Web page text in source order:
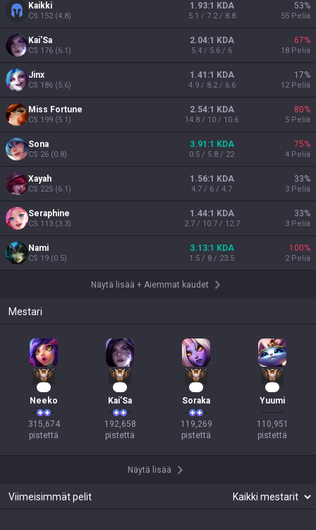
Kaikki
CS 152(4.8)
1.93:1 KDA
5.1 / 7.2 / 8.8
53%
55 Peliä
Kai'Sa
CS 176 (6.1)
2.04:1 KDA
5.4 / 5.6 / 6
67%
18 Peliä
Jinx
CS 186 (5.6)
1.41:1 KDA
4.9 / 8.2 / 6.6
17%
12 Peliä
Miss Fortune
CS 199 (5.1)
2.54:1 KDA
14.8 / 10 / 10.6
80%
5 Peliä
Sona
CS 26 (0.8)
3.91:1 KDA
0.5 / 5.8 / 22
75%
4 Peliä
Xayah
CS 225 (6.1)
1.56:1 KDA
4.7 / 6 / 4.7
33%
3 Peliä
Seraphine
CS 113 (3.3)
1.44:1 KDA
2.7 / 10.7 / 12.7
33%
3 Peliä
Nami
CS 19 (0.5)
3.13:1 KDA
1.5 / 8 / 23.5
100%
2 Peliä
Näytä lisää + Aiemmat kaudet
Mestari
Neeko
315,674
pistettä
Kai'Sa
192,658
pistettä
Soraka
119,269
pistettä
Yuumi
110,951
pistettä
Näytä lisää
Viimeisimmät pelit